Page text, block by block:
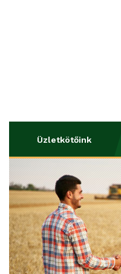
Üzletkötőink